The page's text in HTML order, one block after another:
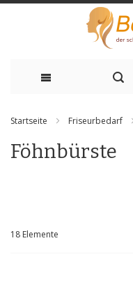
springen
Startseite Friseurbedarf
Föhnbürste
18 Elemente